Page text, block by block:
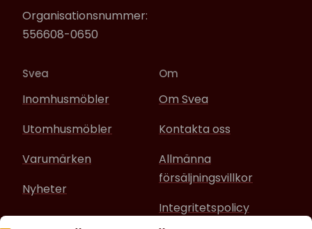
Organisationsnummer:
556608-0650
Svea
Inomhusmöbler
Utomhusmöbler
Varumärken
Nyheter
Om
Om Svea
Kontakta oss
Allmänna
försäljningsvillkor
Integritetspolicy